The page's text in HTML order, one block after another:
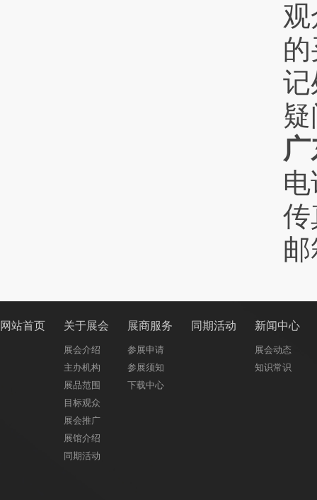
记
网站首页 关于展会
展会介绍
主办机构
展品范围
目标观众
展会推广
展馆介绍
同期活动
展商服务
参展申请
参展须知
下载中心
同期活动 新闻中心
展会动态
知识常识